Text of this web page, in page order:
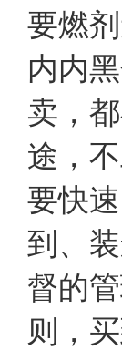
要燃
内内
卖，
途，
要快
到、
督的
则，